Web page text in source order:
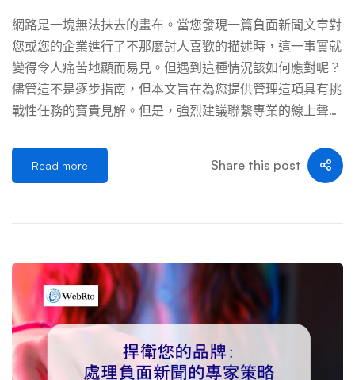
請求 Google 取消索引 從搜尋結果中刪除頁面而不更改原始
內容 僅限於特定標準，例如侵犯版權或人肉搜索 1-2週做出
決定 法律訴訟（誹謗/隱私） 可能導致法院下令刪除和潛在
的損害 昂貴、耗時且並不總是適用 幾個月到幾年 積極內容
打壓 隨著時間的推移，積極主動地提高網路聲譽 需要持續
面更詳細地檢查 […] …
網路是一塊無法抹去的畫布。當您發現一篇負面新聞文章對
您或您的企業進行了不那麼討人喜歡的描述時，這一事實就
變得令人痛苦地顯而易見。但遇到這種情況該如何應對呢？
儘管這不是逐步指南，但本文旨在為您提供管理這項具有挑
戰性任務的寶貴見解。但是，強烈建議聯繫專業的線上聲譽
的具體建議。 線上聲譽管理：不僅僅是公關 在數位時代，
您的網路聲譽就是您的整體聲譽。它是某人在 Google 上搜
面新聞則被推回默默無聞的位置。 被遺忘權：一個有用的
工具，但有局限性 在某些司法管轄區（主要是歐盟），被
稱為「被遺忘權」的法律原則允許個人請求從線上資料庫中
刪除某些資料。然而，它的應用是有限的，並且根據您想要
刪除的資訊的位置和性質而有所不同。 SEO 技術：埋葬負
面因素 搜尋引擎優化 (SEO) 不僅僅是在 Google 上排名更
Read more Share this post